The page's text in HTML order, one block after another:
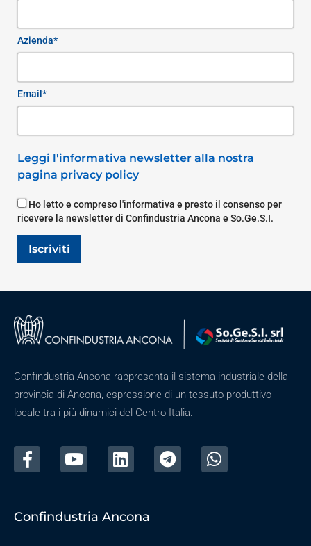
Azienda*
Email*
Leggi l'informativa newsletter alla nostra
pagina privacy policy
Ho letto e compreso l'informativa e presto il consenso per
ricevere la newsletter di Confindustria Ancona e So.Ge.S.I.
Iscriviti
Confindustria Ancona rappresenta il sistema industriale della
provincia di Ancona, espressione di un tessuto produttivo
locale tra i più dinamici del Centro Italia.
Confindustria Ancona